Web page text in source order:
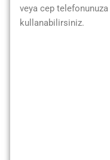
veya cep
kullanabilirsiniz.